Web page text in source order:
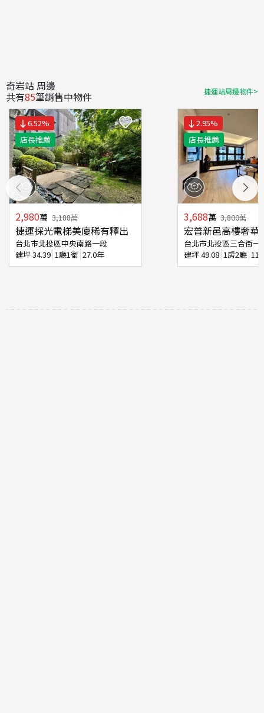
奇岩站 周邊
共有85筆銷售中物件 捷運站周邊物件>
6.52%
店長推薦
2,980萬 3,188萬
捷運採光電梯美廈稀有釋出
台北市北投區中央南路一段
建坪34.39 1廳1衛 27.0年
2.95%
店長推薦
3,688萬 3,800萬
宏普新邑高樓奢華
台北市北投區三合街一
建坪49.08 1房2廳